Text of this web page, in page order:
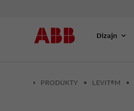
Dizajn
PRODUKTY LEVIT®M